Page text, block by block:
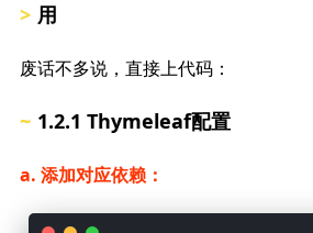
用
废话不多说，直接上代码：
1.2.1 Thymeleaf配置
a. 添加对应依赖：